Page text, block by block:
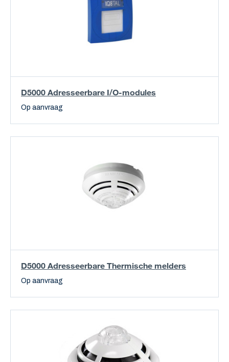
D5000 Adresseerbare I/O-modules
Op aanvraag
D5000 Adresseerbare Thermische melders
Op aanvraag